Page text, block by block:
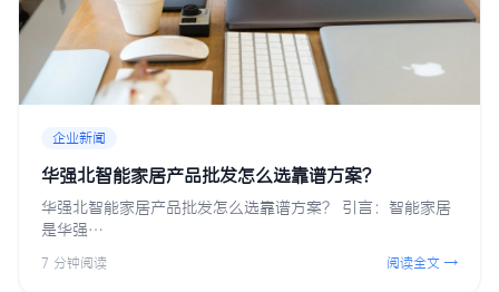
企业新闻
华强北智能家居产品批发怎么选靠谱方案？
华强北智能家居产品批发怎么选靠谱方案？ 引言：智能家居
是华强…
7 分钟阅读 阅读全文 →